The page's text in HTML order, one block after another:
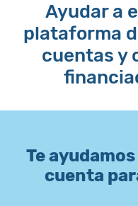
Ayudar a
plataforma
cuentas y
Te
cuenta